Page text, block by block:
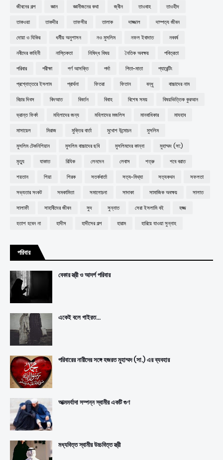
জীবনের গল্প
জ্ঞান জ্ঞানীজনের কথা জ্বীন তাওবাহ
তাওহীদ
তাকওয়া
তাকদীর তাফসীর তালাক দাজ্জাল
দাম্পত্য জীবন
দোয়া ও যিকির
ধর্মীয় অনুশাসন নও মুসলিম নফল ইবাদাত
নববর্ষ
নবীদের কাহিনী
নাস্তিকতা নিষিদ্ধ বিষয় নৈতিক অবক্ষয়
পবিত্রতা
পরিবার
পরীক্ষা পর্ণ আসক্তি পর্দা পিতা-মাতা
প্যারেন্টিং
প্রশ্নোত্তরে ইসলাম
প্রার্থনা ফিতরা ফিতান বন্ধু
বাচ্চাদের নাম
বিচার দিবস
বিদআত বিবর্তন বিবাহ বিশেষ সময়
বিষয়ভিত্তিক কুরআন
ভ্রান্ত ফির্কা
মহিলাদের জন্য মহিলাদের মজলিস মানবাধিকার
মাযহাব
মাসায়েল
মিরাজ মুক্তির বার্তা মুখোশ উন্মোচন
মুসলিম
মুসলিম টেকনিশিয়ান
মুসলিম বাচ্চাদের ছবি মুসলিমদের কান্না
মুহাম্মদ (সা:)
মৃত্যু
যাকাত রিযিক লেনদেন লেবাস শত্রু
শবে বরাত
শয়তান
শিয়া শিরক সতর্কবার্তা সত্য-মিথ্যা সত্যকথন
সফলতা
সভ্যতার সংকট
সমকামিতা সমালোচনা সাদাকা সামাজিক অবক্ষয়
সালাত
সালাফী
সাহাবীদের জীবন সুদ সুন্নাত সেরা ইসলামি বই
হজ্জ
হতাশ হবেন না
হাদীস হাদীসের গল্প হারাম হারিয়ে যাওয়া সুন্নাহ
পরিবার
বেকার স্ত্রী ও আদর্শ পরিবার
একেই বলে গাইরত...
পরিবারের নারীদের সঙ্গে হজরত মুহাম্মদ (সা.) এর ব্যবহার
আত্মমর্যাদা সম্পন্ন স্বামীর একটি গুণ
মধ্যবিত্ত স্বামীর উচ্চবিত্ত স্ত্রী